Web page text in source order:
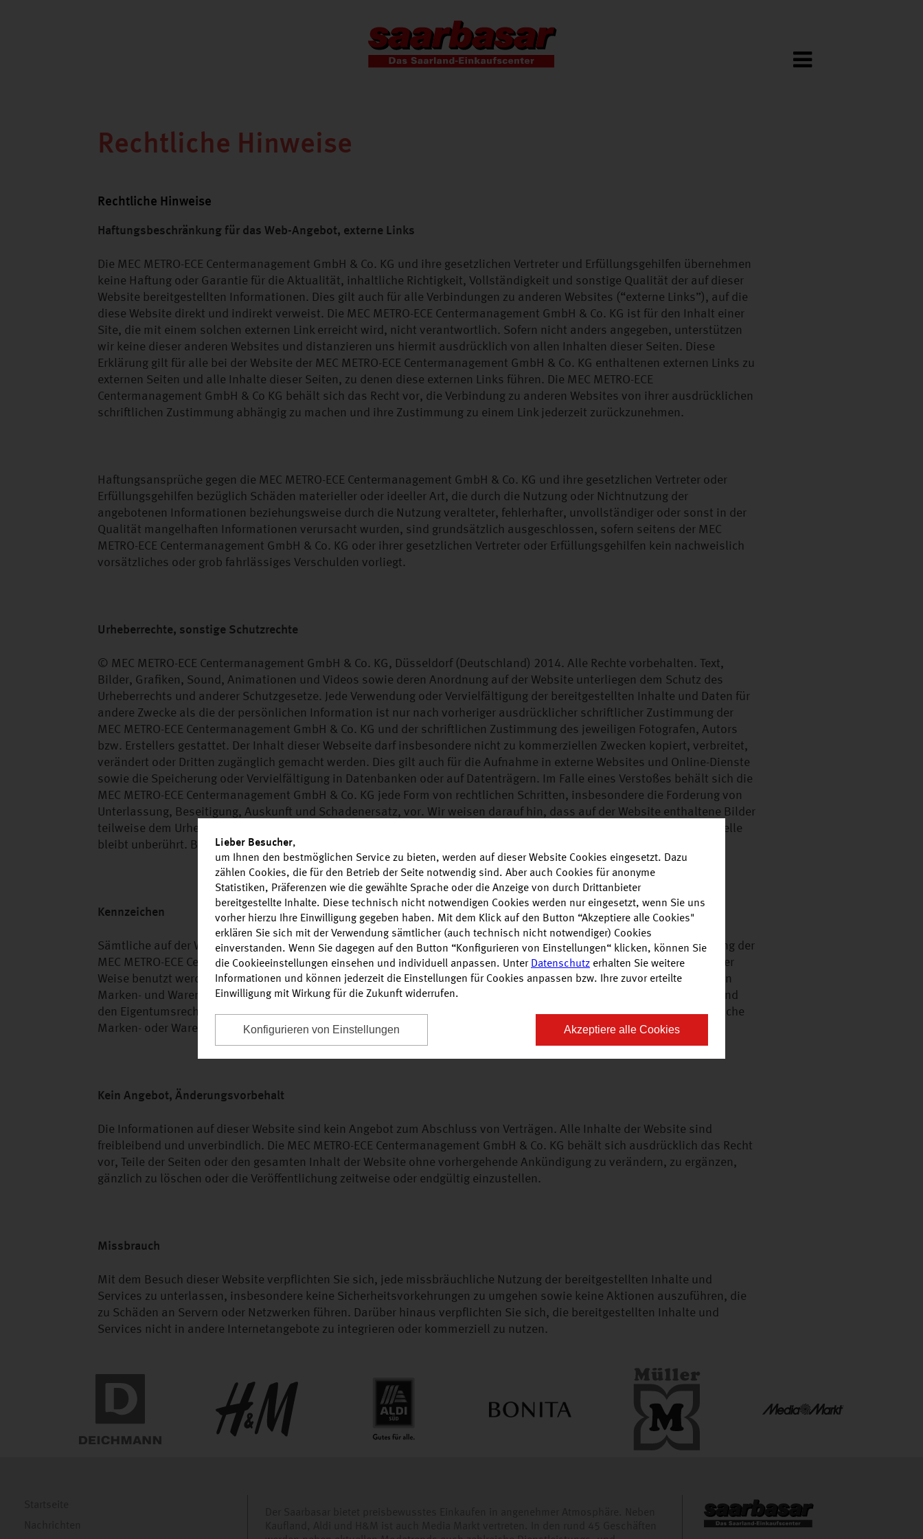
Rechtliche Hinweise
Rechtliche Hinweise
Haftungsbeschränkung für das Web-Angebot, externe Links
Die MEC METRO-ECE Centermanagement GmbH & Co. KG und ihre gesetzlichen Vertreter und Erfüllungsgehilfen übernehmen
keine Haftung oder Garantie für die Aktualität, inhaltliche Richtigkeit, Vollständigkeit und sonstige Qualität der auf dieser
Website bereitgestellten Informationen. Dies gilt auch für alle Verbindungen zu anderen Websites (“externe Links”), auf die
diese Website direkt und indirekt verweist. Die MEC METRO-ECE Centermanagement GmbH & Co. KG ist für den Inhalt einer
Site, die mit einem solchen externen Link erreicht wird, nicht verantwortlich. Sofern nicht anders angegeben, unterstützen
wir keine dieser anderen Websites und distanzieren uns hiermit ausdrücklich von allen Inhalten dieser Seiten. Diese
Erklärung gilt für alle bei der Website der MEC METRO-ECE Centermanagement GmbH & Co. KG enthaltenen externen Links zu
externen Seiten und alle Inhalte dieser Seiten, zu denen diese externen Links führen. Die MEC METRO-ECE
Centermanagement GmbH & Co KG behält sich das Recht vor, die Verbindung zu anderen Websites von ihrer ausdrücklichen
schriftlichen Zustimmung abhängig zu machen und ihre Zustimmung zu einem Link jederzeit zurückzunehmen.
Haftungsansprüche gegen die MEC METRO-ECE Centermanagement GmbH & Co. KG und ihre gesetzlichen Vertreter oder
Erfüllungsgehilfen bezüglich Schäden materieller oder ideeller Art, die durch die Nutzung oder Nichtnutzung der
angebotenen Informationen beziehungsweise durch die Nutzung veralteter, fehlerhafter, unvollständiger oder sonst in der
Qualität mangelhaften Informationen verursacht wurden, sind grundsätzlich ausgeschlossen, sofern seitens der MEC
METRO-ECE Centermanagement GmbH & Co. KG oder ihrer gesetzlichen Vertreter oder Erfüllungsgehilfen kein nachweislich
vorsätzliches oder grob fahrlässiges Verschulden vorliegt.
Urheberrechte, sonstige Schutzrechte
© MEC METRO-ECE Centermanagement GmbH & Co. KG, Düsseldorf (Deutschland) 2014. Alle Rechte vorbehalten. Text,
Bilder, Grafiken, Sound, Animationen und Videos sowie deren Anordnung auf der Website unterliegen dem Schutz des
Urheberrechts und anderer Schutzgesetze. Jede Verwendung oder Vervielfältigung der bereitgestellten Inhalte und Daten für
andere Zwecke als die der persönlichen Information ist nur nach vorheriger ausdrücklicher schriftlicher Zustimmung der
MEC METRO-ECE Centermanagement GmbH & Co. KG und der schriftlichen Zustimmung des jeweiligen Fotografen, Autors
bzw. Erstellers gestattet. Der Inhalt dieser Webseite darf insbesondere nicht zu kommerziellen Zwecken kopiert, verbreitet,
verändert oder Dritten zugänglich gemacht werden. Dies gilt auch für die Aufnahme in externe Websites und Online-Dienste
sowie die Speicherung oder Vervielfältigung in Datenbanken oder auf Datenträgern. Im Falle eines Verstoßes behält sich die
MEC METRO-ECE Centermanagement GmbH & Co. KG jede Form von rechtlichen Schritten, insbesondere die Forderung von
Unterlassung, Beseitigung, Auskunft und Schadenersatz, vor. Wir weisen darauf hin, dass auf der Website enthaltene Bilder
teilweise dem Urheberrecht Dritter unterliegen. Das Recht zum wissenschaftlichen Zitat unter korrekter Angabe der Quelle
bleibt unberührt. Bitte zitieren Sie uns mit voller URL sowie der Angabe des Datums Ihres Zugriffs.
Kennzeichen
Sämtliche auf der Website abgebildeten Logos sind rechtlich geschützte Marken und dürfen ohne vorherige Zustimmung der
MEC METRO-ECE Centermanagement GmbH & Co. KG bzw. ihrer Lizenzgeber nicht veröffentlicht oder in sonst irgendeiner
Weise benutzt werden. Auch alle übrigen innerhalb der Website genannten und gegebenenfalls durch Dritte geschützten
Marken- und Warenzeichen unterliegen uneingeschränkt den Bestimmungen des jeweils gültigen Kennzeichenrechts und
den Eigentumsrechten der jeweiligen eingetragenen Inhaber. Allein die Nennung bedeutet ausdrücklich nicht, dass solche
Marken- oder Warenzeichen nicht durch die Rechte Dritter geschützt sind.
Kein Angebot, Änderungsvorbehalt
Die Informationen auf dieser Website sind kein Angebot zum Abschluss von Verträgen. Alle Inhalte der Website sind
freibleibend und unverbindlich. Die MEC METRO-ECE Centermanagement GmbH & Co. KG behält sich ausdrücklich das Recht
vor, Teile der Seiten oder den gesamten Inhalt der Website ohne vorhergehende Ankündigung zu verändern, zu ergänzen,
gänzlich zu löschen oder die Veröffentlichung zeitweise oder endgültig einzustellen.
Missbrauch
Mit dem Besuch dieser Website verpflichten Sie sich, jede missbräuchliche Nutzung der bereitgestellten Inhalte und
Services zu unterlassen, insbesondere keine Sicherheitsvorkehrungen zu umgehen sowie keine Aktionen auszuführen, die
zu Schäden an Servern oder Netzwerken führen. Darüber hinaus verpflichten Sie sich, die bereitgestellten Inhalte und
Services nicht in andere Internetangebote zu integrieren oder kommerziell zu nutzen.
Lieber Besucher,
um Ihnen den bestmöglichen Service zu bieten, werden auf dieser Website Cookies eingesetzt. Dazu
zählen Cookies, die für den Betrieb der Seite notwendig sind. Aber auch Cookies für anonyme
Statistiken, Präferenzen wie die gewählte Sprache oder die Anzeige von durch Drittanbieter
bereitgestellte Inhalte. Diese technisch nicht notwendigen Cookies werden nur eingesetzt, wenn Sie uns
vorher hierzu Ihre Einwilligung gegeben haben. Mit dem Klick auf den Button “Akzeptiere alle Cookies"
erklären Sie sich mit der Verwendung sämtlicher (auch technisch nicht notwendiger) Cookies
einverstanden. Wenn Sie dagegen auf den Button “Konfigurieren von Einstellungen“ klicken, können Sie
die Cookieeinstellungen einsehen und individuell anpassen. Unter Datenschutz erhalten Sie weitere
Informationen und können jederzeit die Einstellungen für Cookies anpassen bzw. Ihre zuvor erteilte
Einwilligung mit Wirkung für die Zukunft widerrufen.
Konfigurieren von Einstellungen Akzeptiere alle Cookies